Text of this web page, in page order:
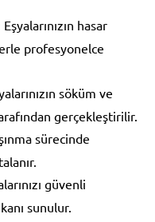
Eşyalarınızın hasar
profesyonelce
söküm ve
gerçekleştirilir.
sürecinde
güvenli
sunulur.